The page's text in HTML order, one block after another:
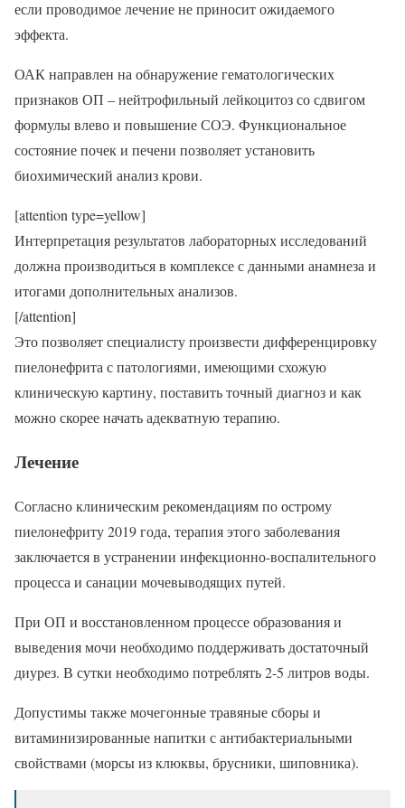
если проводимое лечение не приносит ожидаемого
эффекта.
ОАК направлен на обнаружение гематологических
признаков ОП – нейтрофильный лейкоцитоз со сдвигом
формулы влево и повышение СОЭ. Функциональное
состояние почек и печени позволяет установить
биохимический анализ крови.
[attention type=yellow]
Интерпретация результатов лабораторных исследований
должна производиться в комплексе с данными анамнеза и
итогами дополнительных анализов.
[/attention]
Это позволяет специалисту произвести дифференцировку
пиелонефрита с патологиями, имеющими схожую
клиническую картину, поставить точный диагноз и как
можно скорее начать адекватную терапию.
Лечение
Согласно клиническим рекомендациям по острому
пиелонефриту 2019 года, терапия этого заболевания
заключается в устранении инфекционно-воспалительного
процесса и санации мочевыводящих путей.
При ОП и восстановленном процессе образования и
выведения мочи необходимо поддерживать достаточный
диурез. В сутки необходимо потреблять 2-5 литров воды.
Допустимы также мочегонные травяные сборы и
витаминизированные напитки с антибактериальными
свойствами (морсы из клюквы, брусники, шиповника).